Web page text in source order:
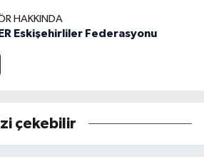
HAKKINDA
Eskişehirliler Federasyonu
çekebilir